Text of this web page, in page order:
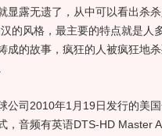
显露无遗了，从中可以看出杀
的风格，最主要的特点就是人
成的故事，疯狂的人被疯狂地
司2010年1月19日发行的美国
，音频有英语DTS-HD Master